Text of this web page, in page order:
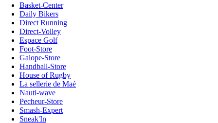
Basket-Center
Daily Bikers
Direct Running
Direct-Volley
Espace Golf
Foot-Store
Galope-Store
Handball-Store
House of Rugby
La sellerie de Maé
Nauti-wave
Pecheur-Store
Smash-Expert
Sneak'In